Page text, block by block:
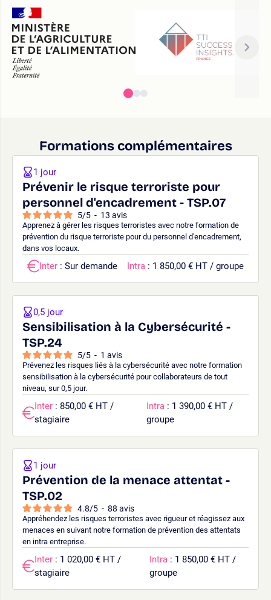
Formations complémentaires
Prévenir le risque terroriste pour
personnel d'encadrement - TSP.07
5/5 - 13 avis
Apprenez à gérer les risques terroristes avec notre formation de
prévention du risque terroriste pour du personnel d'encadrement,
dans vos locaux.
1 jour
Inter : Sur demande Intra : 1 850,00 € HT / groupe
Sensibilisation à la Cybersécurité -
TSP.24
5/5 - 1 avis
Prévenez les risques liés à la cybersécurité avec notre formation
sensibilisation à la cybersécurité pour collaborateurs de tout
niveau, sur 0,5 jour.
0,5 jour
Inter : 850,00 € HT /
stagiaire
Intra : 1 390,00 € HT /
groupe
Prévention de la menace attentat -
TSP.02
4.8/5 - 88 avis
Appréhendez les risques terroristes avec rigueur et réagissez aux
menaces en suivant notre formation de prévention des attentats
en intra entreprise.
1 jour
Inter : 1 020,00 € HT /
stagiaire
Intra : 1 850,00 € HT /
groupe